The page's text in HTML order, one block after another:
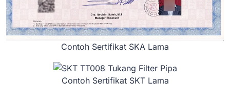
Contoh Sertifikat SKA Lama
Contoh Sertifikat SKT Lama